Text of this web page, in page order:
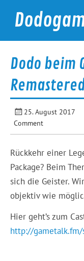
content
Dodo beim
25. August 2017
Comment
Rückkehr einer
Package? Beim
sich die Geister.
objektiv wie
Hier geht’s zum
http://